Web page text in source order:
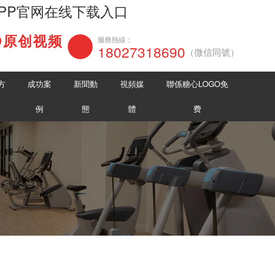
官网在线下载入口
English 在線谘詢
创视频 服務熱線：
18027318690 （微信同號）
成功案
例
新聞動
態
視頻媒
體
聯係糖心LOGO免
费